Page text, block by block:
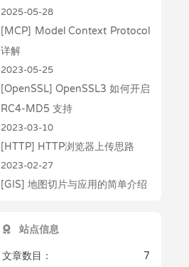
2025-05-28
[MCP] Model Context Protocol
详解
2023-05-25
[OpenSSL] OpenSSL3 如何开启
RC4-MD5 支持
2023-03-10
[HTTP] HTTP浏览器上传思路
2023-02-27
[GIS] 地图切片与应用的简单介绍
站点信息
文章数目： 7